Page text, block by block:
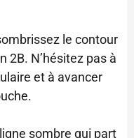
le contour
2B. N’hésitez pas à
et à avancer
sombre qui part